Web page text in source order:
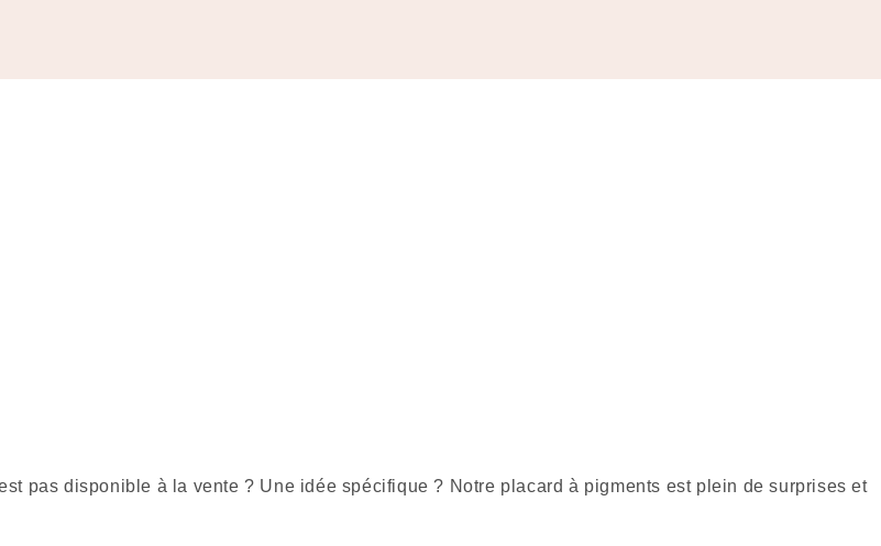
pas disponible à la vente ? Une idée spécifique ? Notre placard à pigments est plein de surprises et